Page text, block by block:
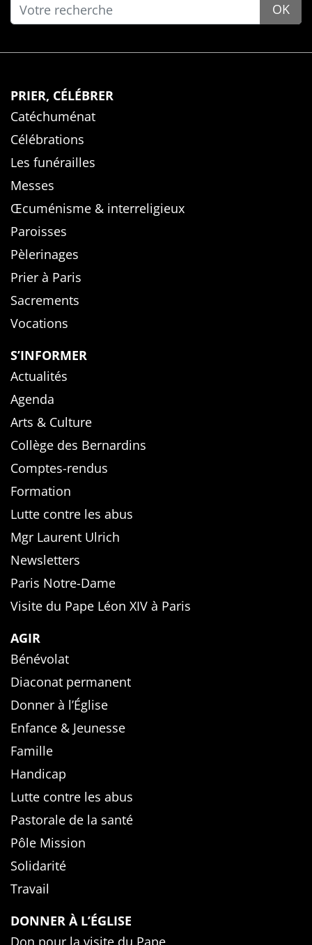
OK
PRIER, CÉLÉBRER
Catéchuménat
Célébrations
Les funérailles
Messes
Œcuménisme & interreligieux
Paroisses
Pèlerinages
Prier à Paris
Sacrements
Vocations
S’INFORMER
Actualités
Agenda
Arts & Culture
Collège des Bernardins
Comptes-rendus
Formation
Lutte contre les abus
Mgr Laurent Ulrich
Newsletters
Paris Notre-Dame
Visite du Pape Léon XIV à Paris
AGIR
Bénévolat
Diaconat permanent
Donner à l’Église
Enfance & Jeunesse
Famille
Handicap
Lutte contre les abus
Pastorale de la santé
Pôle Mission
Solidarité
Travail
DONNER À L’ÉGLISE